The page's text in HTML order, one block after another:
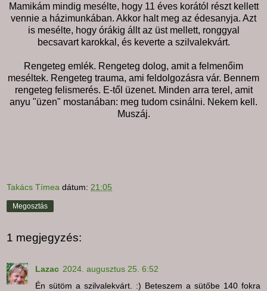
Mamikám mindig mesélte, hogy 11 éves korától részt kellett
vennie a házimunkában. Akkor halt meg az édesanyja. Azt
is mesélte, hogy órákig állt az üst mellett, ronggyal
becsavart karokkal, és keverte a szilvalekvárt.
Rengeteg emlék. Rengeteg dolog, amit a felmenőim
meséltek. Rengeteg trauma, ami feldolgozásra vár. Bennem
rengeteg felismerés. E-től üzenet. Minden arra terel, amit
anyu "üzen" mostanában: meg tudom csinálni. Nekem kell.
Muszáj.
Takács Tímea dátum: 21:05
Megosztás
1 megjegyzés:
Lazac 2024. augusztus 25. 6:52
Én sütöm a szilvalekvárt. :) Beteszem a sütőbe 140 fokra